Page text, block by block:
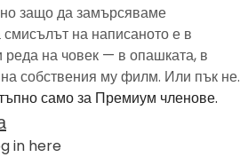
защо да замърсяваме
на написаното е в
на човек — в опашката, в
собствения му филм. Или пък не.
само за Премиум членове.
in here